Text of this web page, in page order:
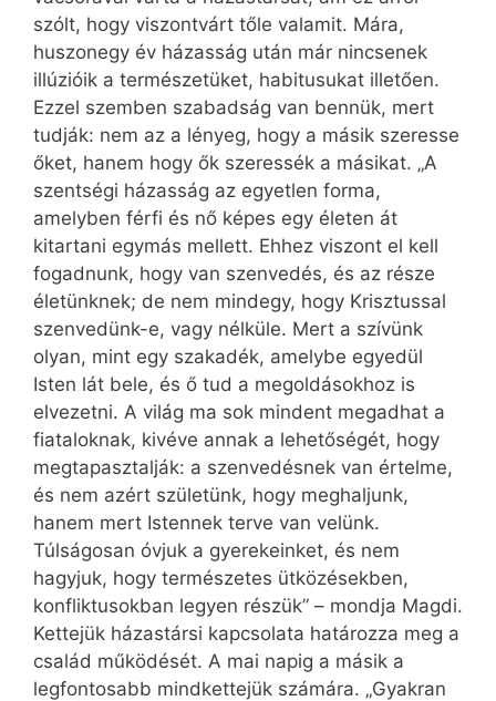
szólt, hogy viszontvárt tőle valamit. Mára,
huszonegy év házasság után már nincsenek
illúzióik a természetüket, habitusukat illetően.
Ezzel szemben szabadság van bennük, mert
tudják: nem az a lényeg, hogy a másik szeresse
őket, hanem hogy ők szeressék a másikat. „A
szentségi házasság az egyetlen forma,
amelyben férfi és nő képes egy életen át
kitartani egymás mellett. Ehhez viszont el kell
fogadnunk, hogy van szenvedés, és az része
életünknek; de nem mindegy, hogy Krisztussal
szenvedünk-e, vagy nélküle. Mert a szívünk
olyan, mint egy szakadék, amelybe egyedül
Isten lát bele, és ő tud a megoldásokhoz is
elvezetni. A világ ma sok mindent megadhat a
fiataloknak, kivéve annak a lehetőségét, hogy
megtapasztalják: a szenvedésnek van értelme,
és nem azért születünk, hogy meghaljunk,
hanem mert Istennek terve van velünk.
Túlságosan óvjuk a gyerekeinket, és nem
hagyjuk, hogy természetes ütközésekben,
konfliktusokban legyen részük” – mondja Magdi.
Kettejük házastársi kapcsolata határozza meg a
család működését. A mai napig a másik a
legfontosabb mindkettejük számára. „Gyakran